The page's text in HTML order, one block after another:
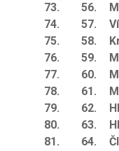
73.
74.
75.
76.
77.
78.
79.
80.
81.
56.
57.
58.
59.
60.
61.
62.
63.
64.